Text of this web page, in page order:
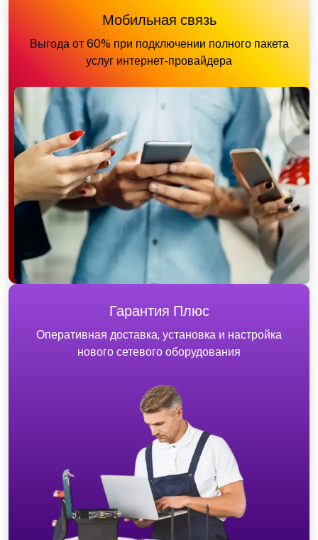
Мобильная связь
Выгода от 60% при подключении полного пакета
услуг интернет-провайдера
Гарантия Плюс
Оперативная доставка, установка и настройка
нового сетевого оборудования